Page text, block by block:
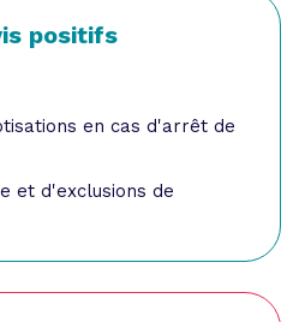
positifs
en cas d'arrêt de
et d'exclusions de